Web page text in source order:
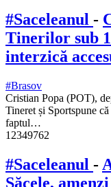
#Saceleanul -
Tinerilor sub
interzică
#Brasov
Cristian Popa (POT),
Tineret și Sportspune
faptul…
12349762
#Saceleanul -
Săcele,